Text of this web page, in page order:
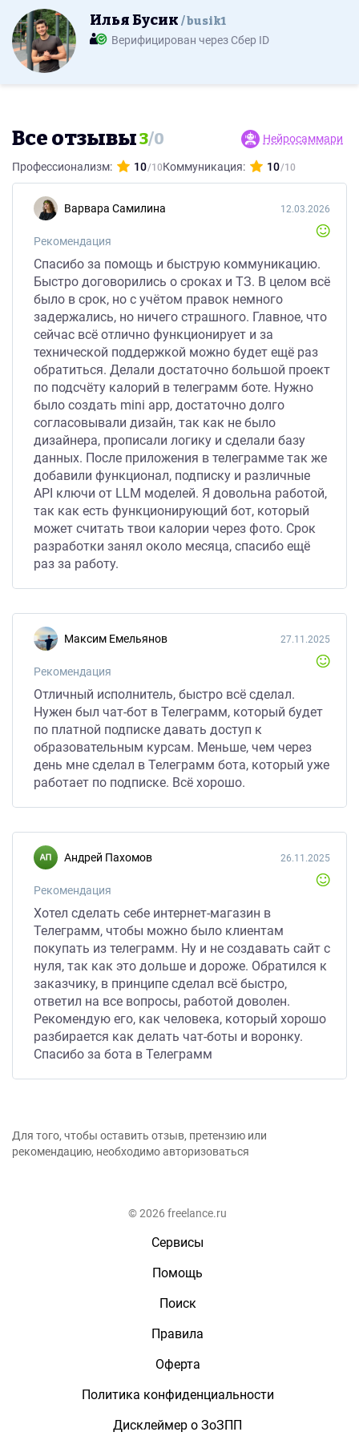
Илья Бусик busik1
Верифицирован через Сбер ID
Все отзывы3/0 Нейросаммари
Профессионализм: 10 Коммуникация: 10
Варвара Самилина
Рекомендация
12.03.2026
Спасибо за помощь и быструю коммуникацию.
Быстро договорились о сроках и ТЗ. В целом всё
было в срок, но с учётом правок немного
задержались, но ничего страшного. Главное, что
сейчас всё отлично функционирует и за
технической поддержкой можно будет ещё раз
обратиться. Делали достаточно большой проект
по подсчёту калорий в телеграмм боте. Нужно
было создать mini app, достаточно долго
согласовывали дизайн, так как не было
дизайнера, прописали логику и сделали базу
данных. После приложения в телеграмме так же
добавили функционал, подписку и различные
API ключи от LLM моделей. Я довольна работой,
так как есть функционирующий бот, который
может считать твои калории через фото. Срок
разработки занял около месяца, спасибо ещё
раз за работу.
Максим Емельянов
Рекомендация
27.11.2025
Отличный исполнитель, быстро всё сделал.
Нужен был чат-бот в Телеграмм, который будет
по платной подписке давать доступ к
образовательным курсам. Меньше, чем через
день мне сделал в Телеграмм бота, который уже
работает по подписке. Всё хорошо.
Андрей Пахомов
Рекомендация
26.11.2025
Хотел сделать себе интернет-магазин в
Телеграмм, чтобы можно было клиентам
покупать из телеграмм. Ну и не создавать сайт с
нуля, так как это дольше и дороже. Обратился к
заказчику, в принципе сделал всё быстро,
ответил на все вопросы, работой доволен.
Рекомендую его, как человека, который хорошо
разбирается как делать чат-боты и воронку.
Спасибо за бота в Телеграмм
Для того, чтобы оставить отзыв, претензию или
рекомендацию, необходимо авторизоваться
© 2026 freelance.ru
Сервисы
Помощь
Поиск
Правила
Оферта
Политика конфиденциальности
Дисклеймер о ЗоЗПП